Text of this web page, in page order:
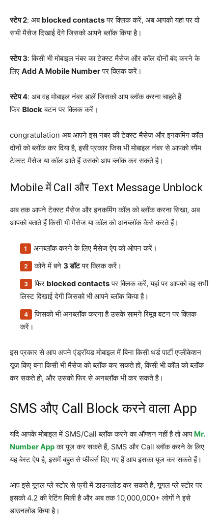
स्टेप 2: अब blocked contactsपर क्लिक करें, अब आपको यहां पर वो
सभी मैसेज दिखाई देंगे जिसको आपने ब्लॉक किया है।
स्टेप 3: किसी भी मोबाइल नंबर का टेक्स्ट मैसेज और कॉल दोनों बंद करने के
लिए Add A Mobile Numberपर क्लिक करें।
स्टेप 4: अब वह मोबाइल नंबर डालें जिसको आप ब्लॉक करना चाहते हैं
फिर Blockबटन पर क्लिक करें।
congratulation अब आपने इस नंबर की टेक्स्ट मैसेज और इनकमिंग कॉल
दोनों को ब्लॉक कर दिया है, इसी प्रकार जिस भी मोबाइल नंबर से आपको स्पैम
टेक्स्ट मैसेज या कॉल आते हैं उसको आप ब्लॉक कर सकते है।
Mobile में Call और Text Message Unblock
अब तक आपने टेक्स्ट मैसेज और इनकमिंग कॉल को ब्लॉक करना सिखा, अब
आपको बताते हैं किसी भी मैसेज या कॉल को अनब्लॉक कैसे करते हैं।
अनब्लॉक करने के लिए मैसेज ऐप को ओपन करें।
कोने में बने 3 डॉटपर क्लिक करें।
फिर blocked contactsपर क्लिक करें, यहां पर आपको वह सभी
लिस्ट दिखाई देगी जिसको भी आपने ब्लॉक किया है।
जिसको भी अनब्लॉक करना है उसके सामने रिमूव बटन पर क्लिक
करें।
इस प्रकार से आप अपने एंड्रॉयड मोबाइल में बिना किसी थर्ड पार्टी एप्लीकेशन
यूज किए बना किसी भी मैसेज को ब्लॉक कर सकते हो, किसी भी कॉल को ब्लॉक
कर सकते हो, और उसको फिर से अनब्लॉक भी कर सकते है।
SMS औए Call Block करने वाला App
यदि आपके मोबाइल में SMS/Call ब्लॉक करने का ऑप्शन नहीं है तो आप Mr.
Number Appका यूज कर सकते हैं, SMS और Call ब्लॉक करने के लिए
यह बेस्ट ऐप है, इसमें बहुत से फीचर्स दिए गए हैं आप इसका यूज कर सकते हैं।
आप इसे गूगल प्ले स्टोर से फ्री में डाउनलोड कर सकते हैं, गूगल प्ले स्टोर पर
इसको 4.2 की रेटिंग मिली है और अब तक 10,000,000+ लोगों ने इसे
डाउनलोड किया है।